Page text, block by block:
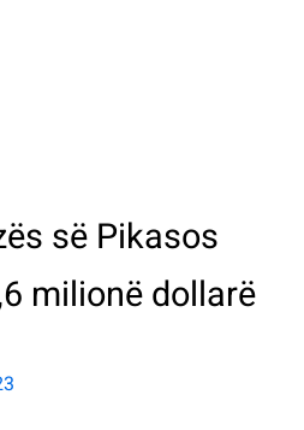
së Pikasos
milionë dollarë